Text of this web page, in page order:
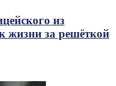
из
жизни за решёткой